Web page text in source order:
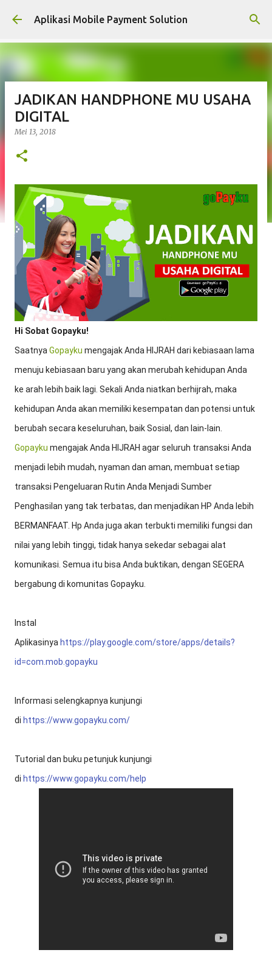
Langsung ke konten utama
Aplikasi Mobile Payment Solution
JADIKAN HANDPHONE MU USAHA
DIGITAL
Mei 13, 2018
Hi Sobat Gopayku!
Saatnya Gopayku mengajak Anda HIJRAH dari kebiasaan lama
menuju kebiasaan baru yang akan merubah kehidupan Anda
ke arah lebih baik lagi. Sekali Anda niatkan berhijrah, maka
kehidupan Anda akan memiliki kesempatan dan potensi untuk
berubah secara keseluruhan, baik Sosial, dan lain-lain.
Gopayku mengajak Anda HIJRAH agar seluruh transaksi Anda
menjadi lebih mudah, nyaman dan aman, membuat setiap
transaksi Pengeluaran Rutin Anda Menjadi Sumber
Penghasilan yang tak terbatas, dan menjadikan HP Anda lebih
BERMANFAAT. Hp Anda juga akan terbukti memiliki fungsi dan
nilai yang lebih tinggi, tidak hanya sekedar sebagai alat
komunikasi. Semua itu bisa Anda buktikan, dengan SEGERA
bergabung di komunitas Gopayku.
Instal
Aplikasinya https://play.google.com/store/apps/details?
id=com.mob.gopayku
Informasi selengkapnya kunjungi
di https://www.gopayku.com/
Tutorial dan buku petunjuk kunjungi
di https://www.gopayku.com/help